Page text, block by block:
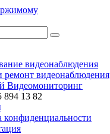
видеонаблюдения
видеонаблюдения
Видеомониторинг
894 13 82
конфиденциальности